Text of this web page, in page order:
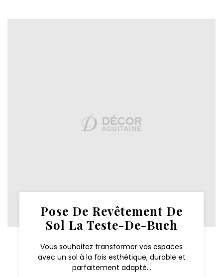
Pose De Revêtement De
Sol La Teste-De-Buch
Vous souhaitez transformer vos espaces
avec un sol à la fois esthétique, durable et
parfaitement adapté...